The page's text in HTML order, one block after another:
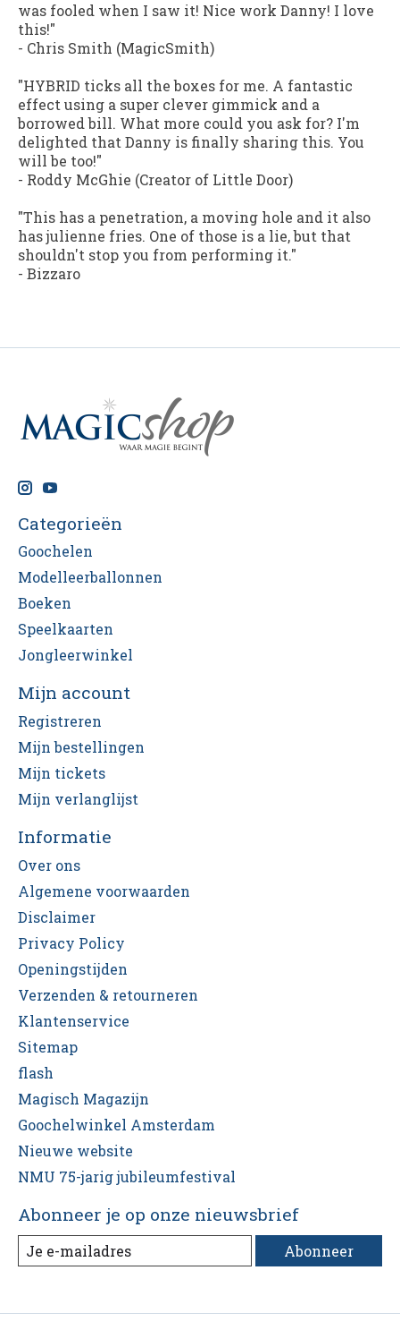
was fooled when I saw it! Nice work Danny! I love
this!"
- Chris Smith (MagicSmith)
"HYBRID ticks all the boxes for me. A fantastic
effect using a super clever gimmick and a
borrowed bill. What more could you ask for? I'm
delighted that Danny is finally sharing this. You
will be too!"
- Roddy McGhie (Creator of Little Door)
"This has a penetration, a moving hole and it also
has julienne fries. One of those is a lie, but that
shouldn't stop you from performing it."
- Bizzaro
Categorieën
Goochelen
Modelleerballonnen
Boeken
Speelkaarten
Jongleerwinkel
Mijn account
Registreren
Mijn bestellingen
Mijn tickets
Mijn verlanglijst
Informatie
Over ons
Algemene voorwaarden
Disclaimer
Privacy Policy
Openingstijden
Verzenden & retourneren
Klantenservice
Sitemap
flash
Magisch Magazijn
Goochelwinkel Amsterdam
Nieuwe website
NMU 75-jarig jubileumfestival
Abonneer je op onze nieuwsbrief
Abonneer